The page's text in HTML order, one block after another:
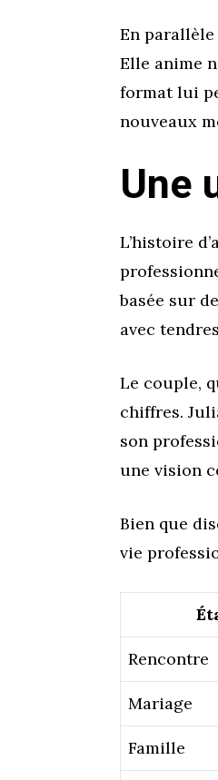
En
Elle anime
format lui
nouveaux
Une
L’histoire
basée sur
avec
Le couple,
chiffres.
son
une vision
Bien que
vie
Rencontre
Mariage
Famille